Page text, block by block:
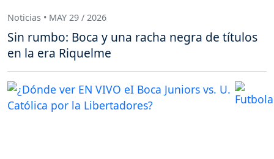
Noticias • MAY 29 / 2026
Sin rumbo: Boca y una racha negra de títulos
en la era Riquelme